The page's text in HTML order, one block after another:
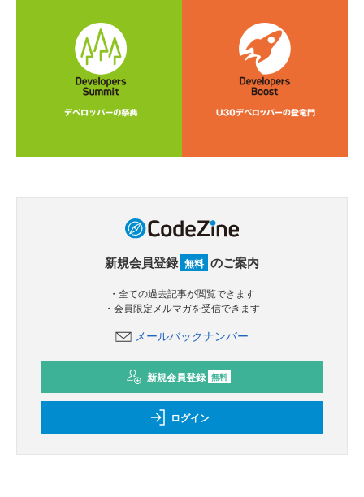
新規会員登録 無料 のご案内
・全ての過去記事が閲覧できます
・会員限定メルマガを受信できます
メールバックナンバー
新規会員登録 無料
ログイン